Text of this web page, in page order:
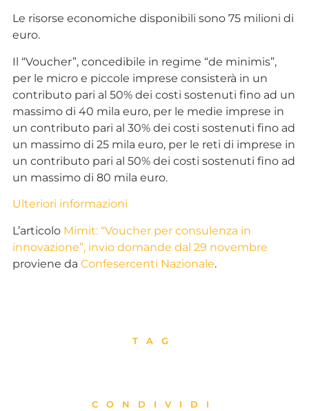
Le risorse economiche disponibili sono 75 milioni di
euro.
Il “Voucher”, concedibile in regime “de minimis”,
per le micro e piccole imprese consisterà in un
contributo pari al 50% dei costi sostenuti fino ad un
massimo di 40 mila euro, per le medie imprese in
un contributo pari al 30% dei costi sostenuti fino ad
un massimo di 25 mila euro, per le reti di imprese in
un contributo pari al 50% dei costi sostenuti fino ad
un massimo di 80 mila euro.
Ulteriori informazioni
L’articolo Mimit: “Voucher per consulenza in
innovazione”, invio domande dal 29 novembre
proviene da Confesercenti Nazionale.
TAG
CONDIVIDI